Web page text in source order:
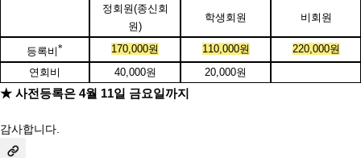
정회원(종신회
원)
학생회원 비회원
등록비* 170,000원 110,000원 220,000원
연회비
40,000원 20,000원
★ 사전등록은 4월 11일 금요일까지
감사합니다.